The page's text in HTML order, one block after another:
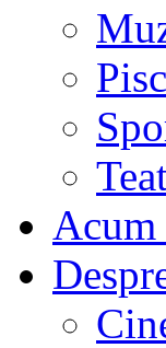
Acum